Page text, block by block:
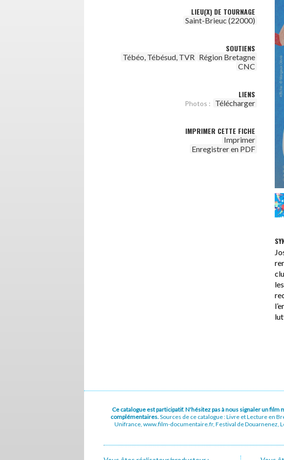
LIEU(X) DE TOURNAGE
Saint-Brieuc (22000)
SOUTIENS
Tébéo, Tébésud, TVR Région Bretagne
CNC
LIENS
Photos : Télécharger
IMPRIMER CETTE FICHE
Imprimer
Enregistrer en PDF
Ce catalogue est participatif. N'hésitez pas à nous signaler un
complémentaires.Sources de ce catalogue : Livre et Lecture en
Unifrance, www.film-documentaire.fr, Festival de Douarnenez,